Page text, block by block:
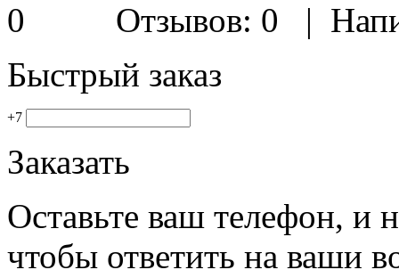
Отзывов: 0 |
Быстрый заказ
+7
Заказать
Оставьте ваш телефон, и
чтобы ответить на ваши